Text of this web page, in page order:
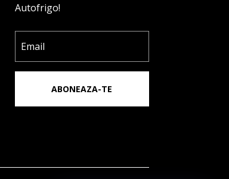
Autofrigo!
ABONEAZA-TE